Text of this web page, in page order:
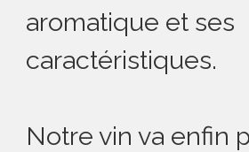
aromatique et ses
caractéristiques.
Notre vin va enfin